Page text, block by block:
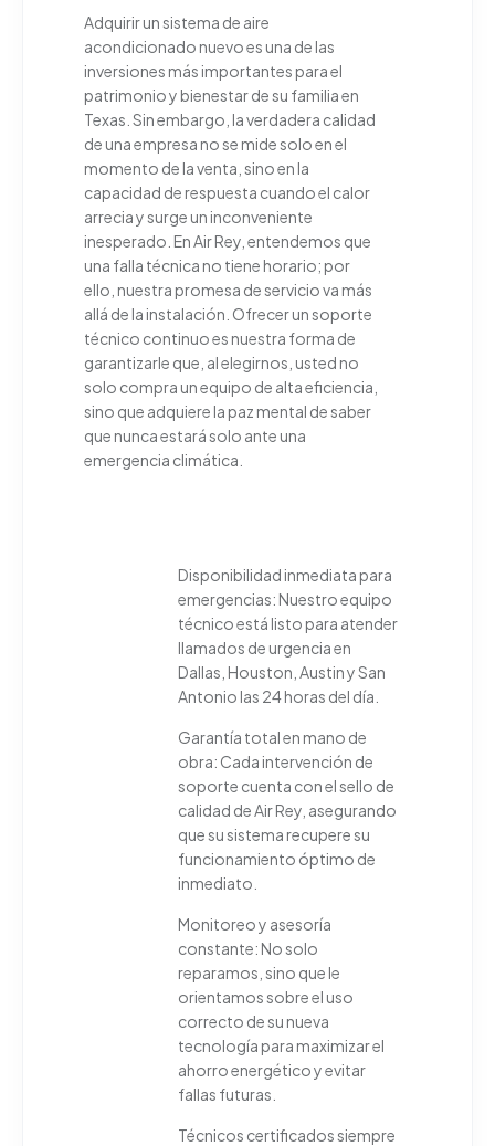
Adquirir un sistema de aire
acondicionado nuevo es una de las
inversiones más importantes para el
patrimonio y bienestar de su familia en
Texas. Sin embargo, la verdadera calidad
de una empresa no se mide solo en el
momento de la venta, sino en la
capacidad de respuesta cuando el calor
arrecia y surge un inconveniente
inesperado. En Air Rey, entendemos que
una falla técnica no tiene horario; por
ello, nuestra promesa de servicio va más
allá de la instalación. Ofrecer un soporte
técnico continuo es nuestra forma de
garantizarle que, al elegirnos, usted no
solo compra un equipo de alta eficiencia,
sino que adquiere la paz mental de saber
que nunca estará solo ante una
emergencia climática.
Disponibilidad inmediata para
emergencias: Nuestro equipo
técnico está listo para atender
llamados de urgencia en
Dallas, Houston, Austin y San
Antonio las 24 horas del día.
Garantía total en mano de
obra: Cada intervención de
soporte cuenta con el sello de
calidad de Air Rey, asegurando
que su sistema recupere su
funcionamiento óptimo de
inmediato.
Monitoreo y asesoría
constante: No solo
reparamos, sino que le
orientamos sobre el uso
correcto de su nueva
tecnología para maximizar el
ahorro energético y evitar
fallas futuras.
Técnicos certificados siempre